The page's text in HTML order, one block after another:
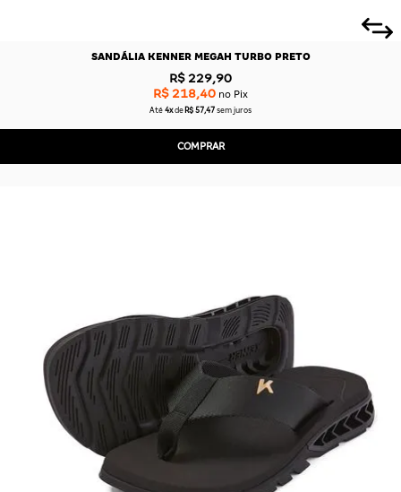
SANDÁLIA KENNER MEGAH TURBO PRETO
R$ 229,90
R$ 218,40 no Pix
Até 4x de R$ 57,47 sem juros
COMPRAR